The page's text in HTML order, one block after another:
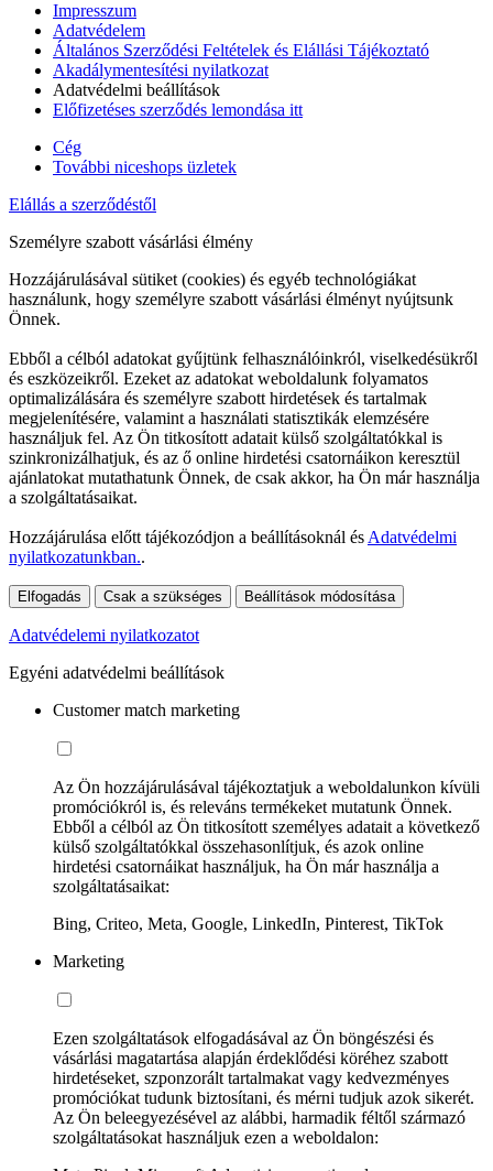
Impresszum
Adatvédelem
Általános Szerződési Feltételek és Elállási Tájékoztató
Akadálymentesítési nyilatkozat
Adatvédelmi beállítások
Előfizetéses szerződés lemondása itt
Cég
További niceshops üzletek
Elállás a szerződéstől
Személyre szabott vásárlási élmény
Hozzájárulásával sütiket (cookies) és egyéb technológiákat
használunk, hogy személyre szabott vásárlási élményt nyújtsunk
Önnek.
Ebből a célból adatokat gyűjtünk felhasználóinkról, viselkedésükről
és eszközeikről. Ezeket az adatokat weboldalunk folyamatos
optimalizálására és személyre szabott hirdetések és tartalmak
megjelenítésére, valamint a használati statisztikák elemzésére
használjuk fel. Az Ön titkosított adatait külső szolgáltatókkal is
szinkronizálhatjuk, és az ő online hirdetési csatornáikon keresztül
ajánlatokat mutathatunk Önnek, de csak akkor, ha Ön már használja
a szolgáltatásaikat.
Hozzájárulása előtt tájékozódjon a beállításoknál és Adatvédelmi
nyilatkozatunkban..
Elfogadás Csak a szükséges Beállítások módosítása
Adatvédelemi nyilatkozatot
Egyéni adatvédelmi beállítások
Customer match marketing
Az Ön hozzájárulásával tájékoztatjuk a weboldalunkon kívüli
promóciókról is, és releváns termékeket mutatunk Önnek.
Ebből a célból az Ön titkosított személyes adatait a következő
külső szolgáltatókkal összehasonlítjuk, és azok online
hirdetési csatornáikat használjuk, ha Ön már használja a
szolgáltatásaikat:
Bing, Criteo, Meta, Google, LinkedIn, Pinterest, TikTok
Marketing
Ezen szolgáltatások elfogadásával az Ön böngészési és
vásárlási magatartása alapján érdeklődési köréhez szabott
hirdetéseket, szponzorált tartalmakat vagy kedvezményes
promóciókat tudunk biztosítani, és mérni tudjuk azok sikerét.
Az Ön beleegyezésével az alábbi, harmadik féltől származó
szolgáltatásokat használjuk ezen a weboldalon: